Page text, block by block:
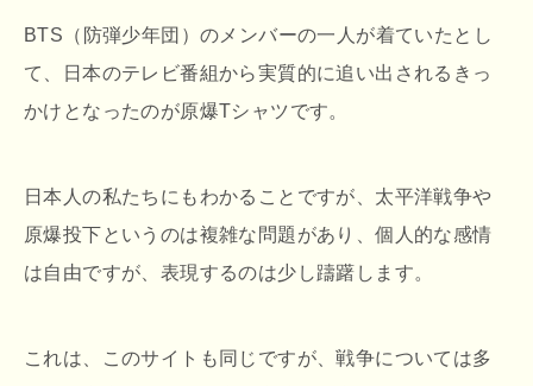
BTS（防弾少年団）のメンバーの一人が着ていたとし
て、日本のテレビ番組から実質的に追い出されるきっ
かけとなったのが原爆Tシャツです。
日本人の私たちにもわかることですが、太平洋戦争や
原爆投下というのは複雑な問題があり、個人的な感情
は自由ですが、表現するのは少し躊躇します。
これは、このサイトも同じですが、戦争については多